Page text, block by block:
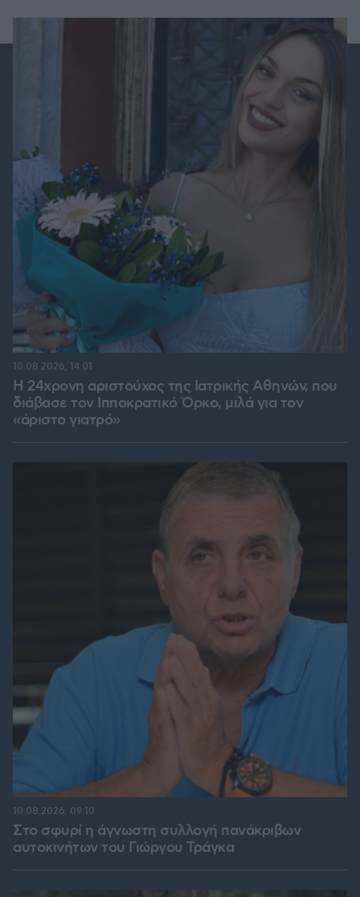
Η 24χρονη αριστούχος της Ιατρικής Αθηνών, που
διάβασε τον Ιπποκρατικό Όρκο, μιλά για τον
«άριστο γιατρό»
10.08.2026, 14:01
Στο σφυρί η άγνωστη συλλογή πανάκριβων
αυτοκινήτων του Γιώργου Τράγκα
10.08.2026, 09:10